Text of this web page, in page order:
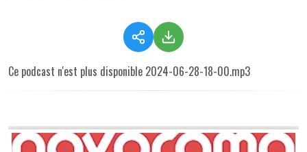
Ce podcast n'est plus disponible 2024-06-28-18-00.mp3